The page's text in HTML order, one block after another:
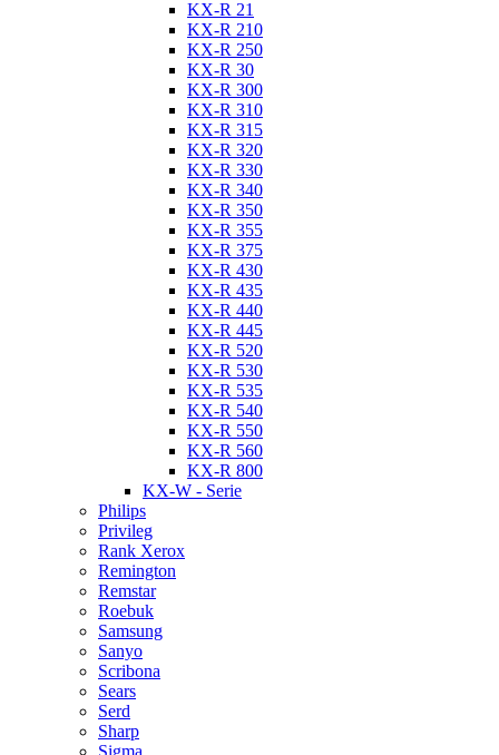
KX-R 21
KX-R 210
KX-R 250
KX-R 30
KX-R 300
KX-R 310
KX-R 315
KX-R 320
KX-R 330
KX-R 340
KX-R 350
KX-R 355
KX-R 375
KX-R 430
KX-R 435
KX-R 440
KX-R 445
KX-R 520
KX-R 530
KX-R 535
KX-R 540
KX-R 550
KX-R 560
KX-R 800
KX-W - Serie
Philips
Privileg
Rank Xerox
Remington
Remstar
Roebuk
Samsung
Sanyo
Scribona
Sears
Serd
Sharp
Sigma